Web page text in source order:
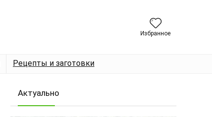
Избранное
Рецепты и заготовки
Актуально